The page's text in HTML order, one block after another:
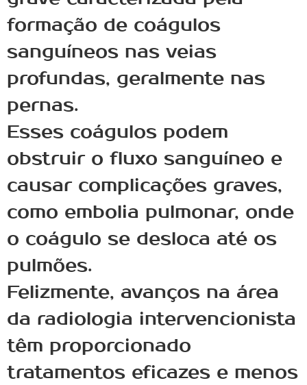
formação de coágulos
sanguíneos nas veias
profundas, geralmente nas
pernas.
Esses coágulos podem
obstruir o fluxo sanguíneo e
causar complicações graves,
como embolia pulmonar, onde
o coágulo se desloca até os
pulmões.
Felizmente, avanços na área
da radiologia intervencionista
têm proporcionado
tratamentos eficazes e menos